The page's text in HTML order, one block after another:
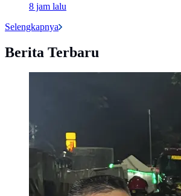
8 jam lalu
Selengkapnya
Berita Terbaru